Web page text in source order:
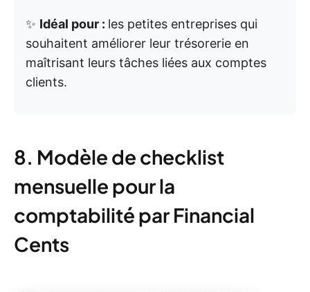
✨ Idéal pour : les petites entreprises qui
souhaitent améliorer leur trésorerie en
maîtrisant leurs tâches liées aux comptes
clients.
8. Modèle de checklist
mensuelle pour la
comptabilité par Financial
Cents